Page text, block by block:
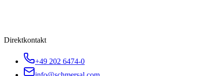
Direktkontakt
+49 202 6474-0